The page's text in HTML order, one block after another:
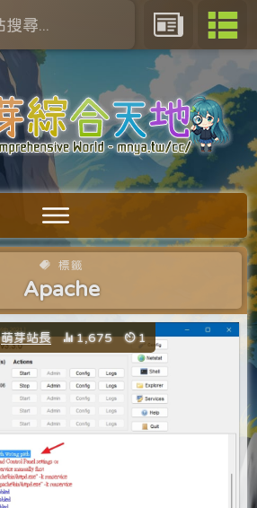
標籤
Apache
萌芽站長 1,675 1